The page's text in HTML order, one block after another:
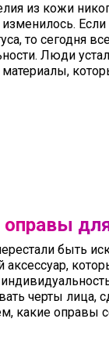
из кожи
то сегодня
Люди
быть
черты лица,
какие оправы